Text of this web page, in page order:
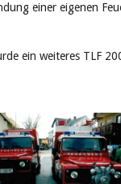
einer eigenen
ein weiteres TLF